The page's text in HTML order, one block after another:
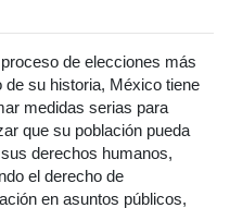
de elecciones más
de su historia, México tiene
medidas serias para
que su población pueda
derechos humanos,
el derecho de
en asuntos públicos,